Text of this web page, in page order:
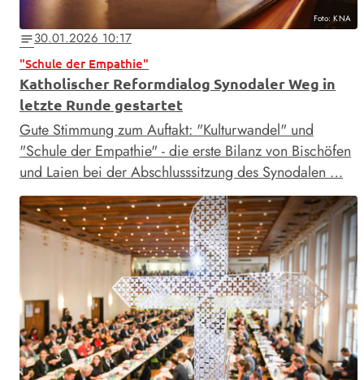
Foto: KNA
notes30.01.2026 10:17
"Schule der Empathie"
Katholischer Reformdialog Synodaler Weg in
letzte Runde gestartet
Gute Stimmung zum Auftakt: "Kulturwandel" und
"Schule der Empathie" - die erste Bilanz von Bischöfen
und Laien bei der Abschlusssitzung des Synodalen …